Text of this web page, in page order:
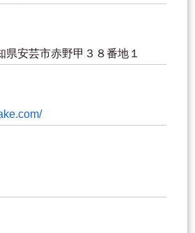
県安芸市赤野甲３８番地１